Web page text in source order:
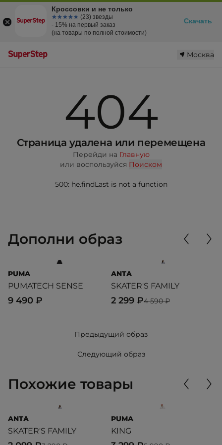
Москва
404
Страница удалена или перемещена
Перейди на Главную
или воспользуйся Поиском
500: he.findLast is not a function
Дополни образ
PUMA
PUMATECH SENSE
9 490 ₽
ANTA
SKATER'S FAMILY
4 590 ₽
2 299 ₽
Предыдущий образ
Следующий образ
Похожие товары
ANTA
SKATER'S FAMILY
PUMA
KING
Кроссовки и не только
☆☆☆☆☆
★★★★★ (23) звезды
- 15% на первый заказ
(на товары по полной стоимости)
Скачать